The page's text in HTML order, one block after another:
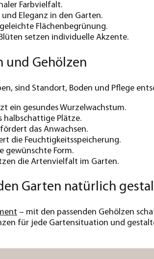
Farbvielfalt.
Eleganz in den Garten.
Flächenbegrünung.
setzen individuelle Akzente.
und Gehölzen
sind Standort, Boden und Pflege
ein gesundes Wurzelwachstum.
halbschattige Plätze.
fördert das Anwachsen.
die Feuchtigkeitsspeicherung.
gewünschte Form.
die Artenvielfalt im Garten.
Garten natürlich
– mit den passenden Gehölzen
für jede Gartensituation und